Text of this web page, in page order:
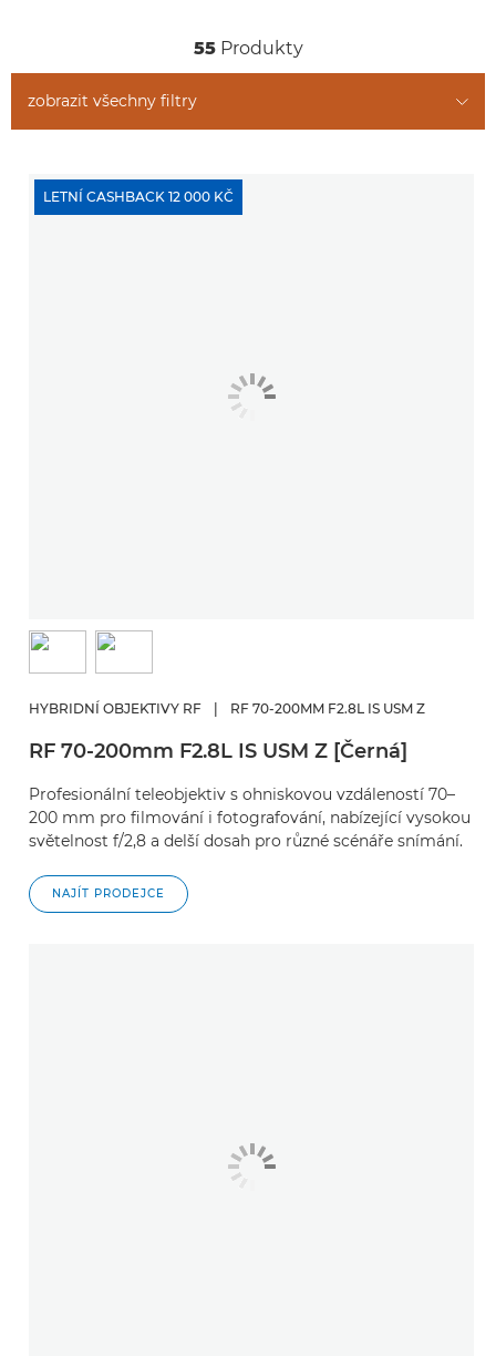
55 Produkty
zobrazit všechny filtry
LETNÍ CASHBACK 12 000 KČ
HYBRIDNÍ OBJEKTIVY RF | RF 70-200MM F2.8L IS USM Z
RF 70-200mm F2.8L IS USM Z [Černá]
Profesionální teleobjektiv s ohniskovou vzdáleností 70–
200 mm pro filmování i fotografování, nabízející vysokou
světelnost f/2,8 a delší dosah pro různé scénáře snímání.
NAJÍT PRODEJCE